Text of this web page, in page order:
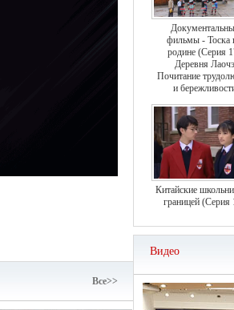
Bce>>
фильмы - Тоска
родине (Серия
Деревня Лаочэ
Почитание
и
Китайские
границей (Серия
Видео